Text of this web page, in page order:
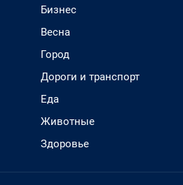
Бизнес
Весна
Город
Дороги и транспорт
Еда
Животные
Здоровье